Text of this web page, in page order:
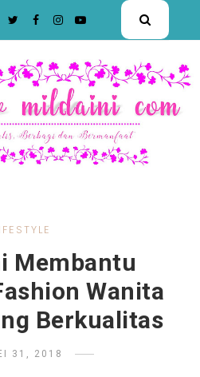
solid #e8e8e8; }
Membantu
Wanita
Berkualitas
31, 2018